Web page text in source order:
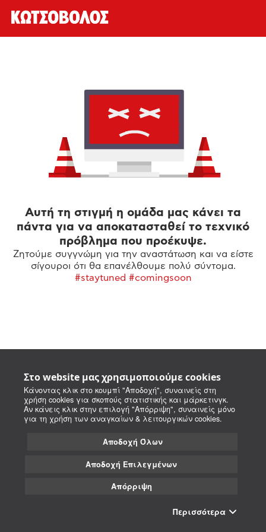
Στο website μας χρησιμοποιούμε cookies
Κάνοντας κλικ στο κουμπί "Αποδοχή", συναινείς στη
χρήση cookies για σκοπούς στατιστικής και μάρκετινγκ.
Αν κάνεις κλικ στην επιλογή "Απόρριψη", συναινείς μόνο
για τη χρήση των αναγκαίων & λειτουργικών cookies.
Αποδοχή Όλων
Αποδοχή Επιλεγμένων
Απόρριψη
Περισσότερα
Αυτή τη στιγμή η ομάδα μας κάνει τα
πάντα για να αποκατασταθεί το τεχνικό
πρόβλημα που προέκυψε.
Ζητούμε συγγνώμη για την αναστάτωση και να είστε
σίγουροι ότι θα επανέλθουμε πολύ σύντομα.
#staytuned #comingsoon